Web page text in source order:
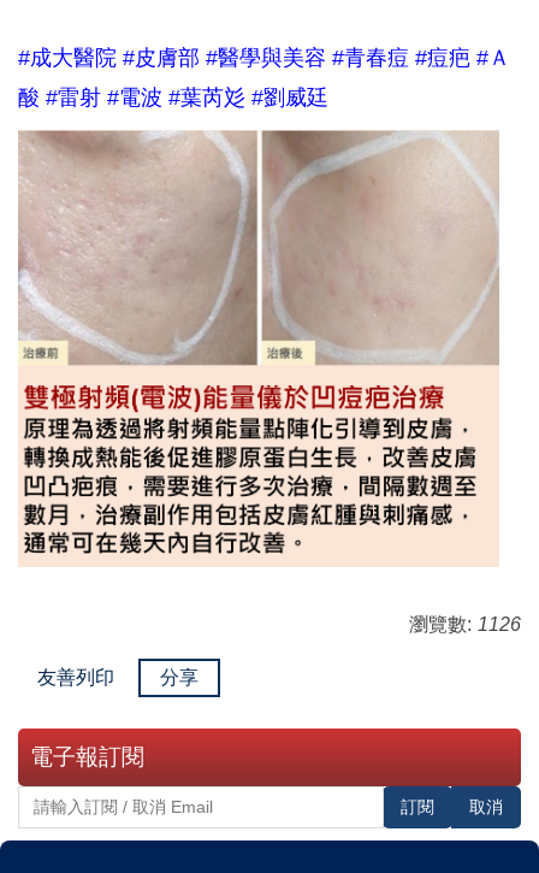
#成大醫院 #皮膚部 #醫學與美容 #青春痘 #痘疤 #Ａ
酸 #雷射 #電波 #葉芮彣 #劉威廷
瀏覽數: 1126
友善列印 分享
電子報訂閱
訂閱 取消